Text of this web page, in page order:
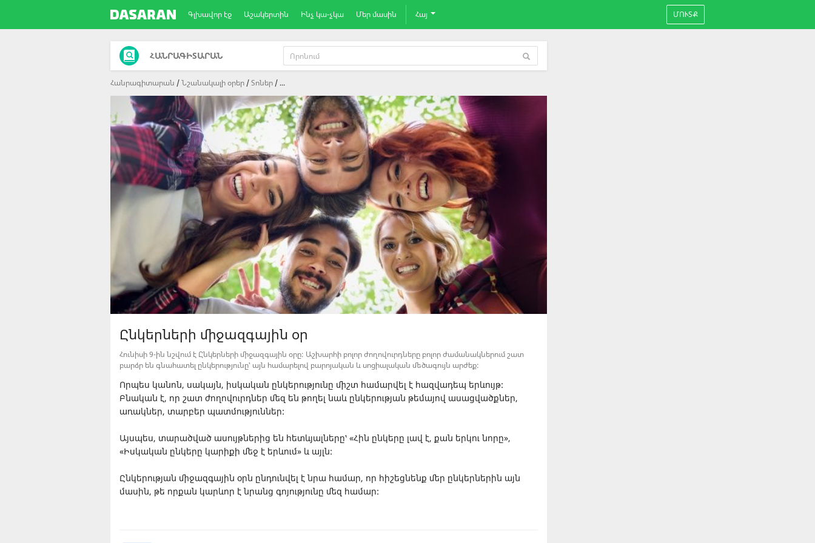
Գլխավոր էջ Աշակերտին Ինչ կա-չկա Մեր մասին Հայ ՄՈՒՏՔ
ՀԱՆՐԱԳԻՏԱՐԱՆ
Հանրագիտարան Նշանակալի օրեր Տոներ ...
Ընկերների միջազգային օր
Հունիսի 9-ին նշվում է Ընկերների միջազգային օրը: Աշխարհի բոլոր ժողովուրդները բոլոր ժամանակներում շատ
բարձր են գնահատել ընկերությունը՝ այն համարելով բարոյական և սոցիալական մեծագույն արժեք:
Որպես կանոն, սակայն, իսկական ընկերությունը միշտ համարվել է հազվադեպ երևույթ:
Բնական է, որ շատ ժողովուրդներ մեզ են թողել նաև ընկերության թեմայով ասացվածքներ,
առակներ, տարբեր պատմություններ:
Այսպես, տարածված ասույթներից են հետևյալները՝ «Հին ընկերը լավ է, քան երկու նորը»,
«Իսկական ընկերը կարիքի մեջ է երևում» և այլն:
Ընկերության միջազգային օրն ընդունվել է նրա համար, որ հիշեցնենք մեր ընկերներին այն
մասին, թե որքան կարևոր է նրանց գոյությունը մեզ համար: